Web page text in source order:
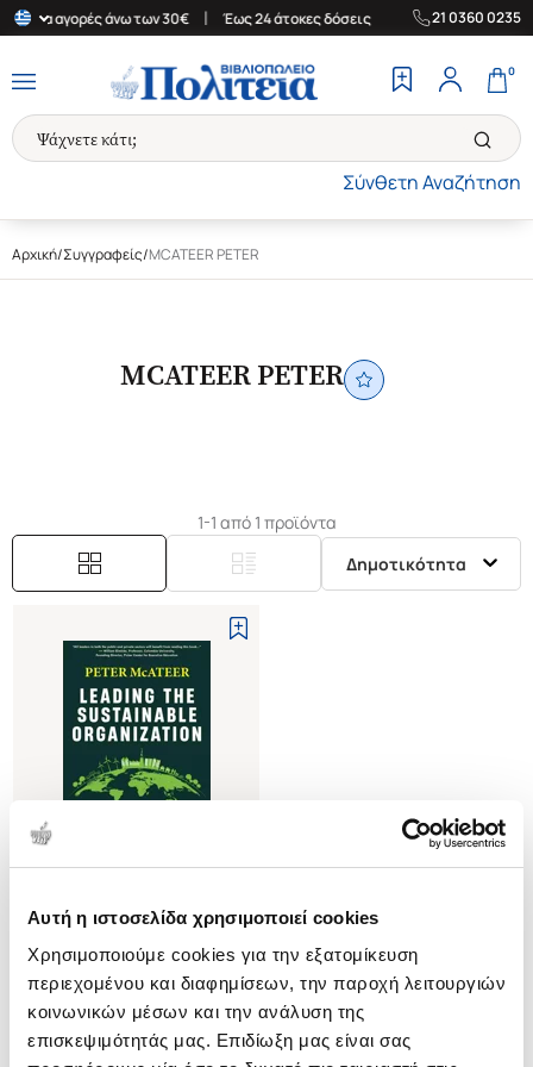
Αυτή η ιστοσελίδα χρησιμοποιεί cookies
Χρησιμοποιούμε cookies για την εξατομίκευση
περιεχομένου και διαφημίσεων, την παροχή λειτουργιών
κοινωνικών μέσων και την ανάλυση της
επισκεψιμότητάς μας. Επιδίωξη μας είναι σας
για αγορές άνω των 30€ Έως 24 άτοκες δόσεις | Δωρεάν
21 0360 0235
Σύνθετη Αναζήτηση
0
Αρχική/Συγγραφείς/MCATEER PETER
MCATEER PETER
1-1 από 1 προϊόντα
Δημοτικότητα
(0)
(Η/Β) Leading the Sustainable
Organization
The Quest for Ethical Brands
and a Culture of Sustainable
Innovation
MCATEER PETER
Κωδ. Πολιτείας:5002-0007